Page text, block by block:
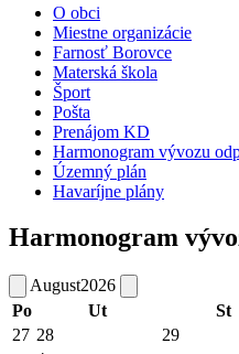
O obci
Miestne organizácie
Farnosť Borovce
Materská škola
Šport
Pošta
Prenájom KD
Harmonogram vývozu
Územný plán
Havaríjne plány
Harmonogram
August2026
Po
Ut St
27 28 29